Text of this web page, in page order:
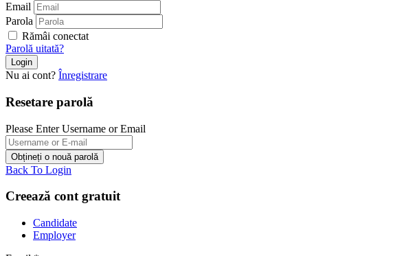
Email
Parola
Rămâi conectat
Parolă uitată?
Nu ai cont? Înregistrare
Resetare parolă
Please Enter Username or Email
Back To Login
Creează cont gratuit
Candidate
Employer